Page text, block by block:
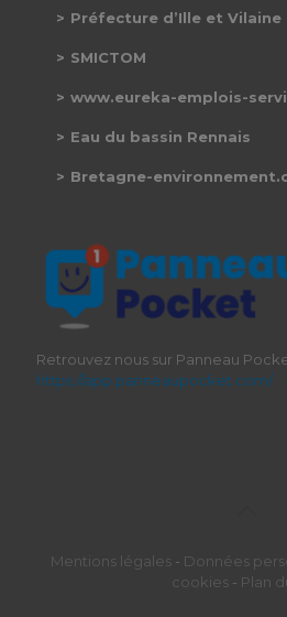
Préfecture d’Ille et Vilaine
SMICTOM
www.eureka-emplois-
Eau du bassin Rennais
Bretagne-
Retrouvez nous sur Panneau
https://app.panneaupocket.com/
Mentions légales - Données
cookies- Plan